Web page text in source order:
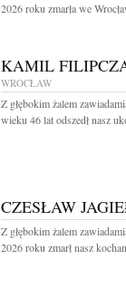
2026 roku zmarła we
KAMIL
WROCŁAW
Z głębokim żalem
wieku 46 lat odszedł nasz
CZESŁAW
Z głębokim żalem
2026 roku zmarł nasz